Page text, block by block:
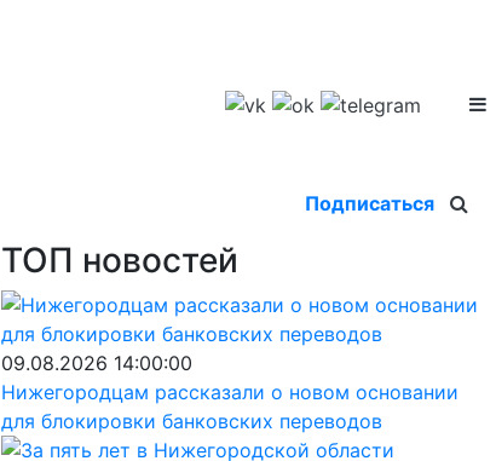
Подписаться
ТОП новостей
09.08.2026 14:00:00
Нижегородцам рассказали о новом основании
для блокировки банковских переводов